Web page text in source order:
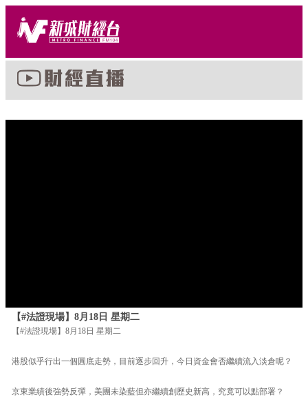
【#法證現場】8月18日 星期二
【#法證現場】8月18日 星期二
港股似乎行出一個圓底走勢，目前逐步回升，今日資金會否繼續流入淡倉呢？
京東業績後強勢反彈，美團未染藍但亦繼續創歷史新高，究竟可以點部署？